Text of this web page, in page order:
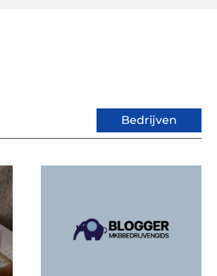
Bedrijven